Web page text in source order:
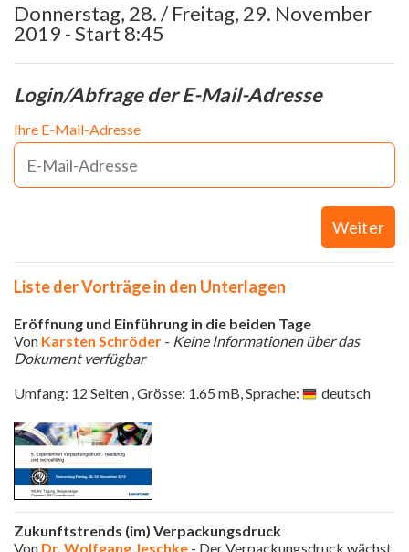
Donnerstag, 28. / Freitag, 29. November
2019 - Start 8:45
Login/Abfrage der E-Mail-Adresse
Ihre E-Mail-Adresse
Weiter
Liste der Vorträge in den Unterlagen
Eröffnung und Einführung in die beiden Tage
Von Karsten Schröder - Keine Informationen über das
Dokument verfügbar
Umfang: 12 Seiten , Grösse: 1.65 mB, Sprache:
deutsch
Zukunftstrends (im) Verpackungsdruck
Von Dr. Wolfgang Jeschke - Der Verpackungsdruck wächst